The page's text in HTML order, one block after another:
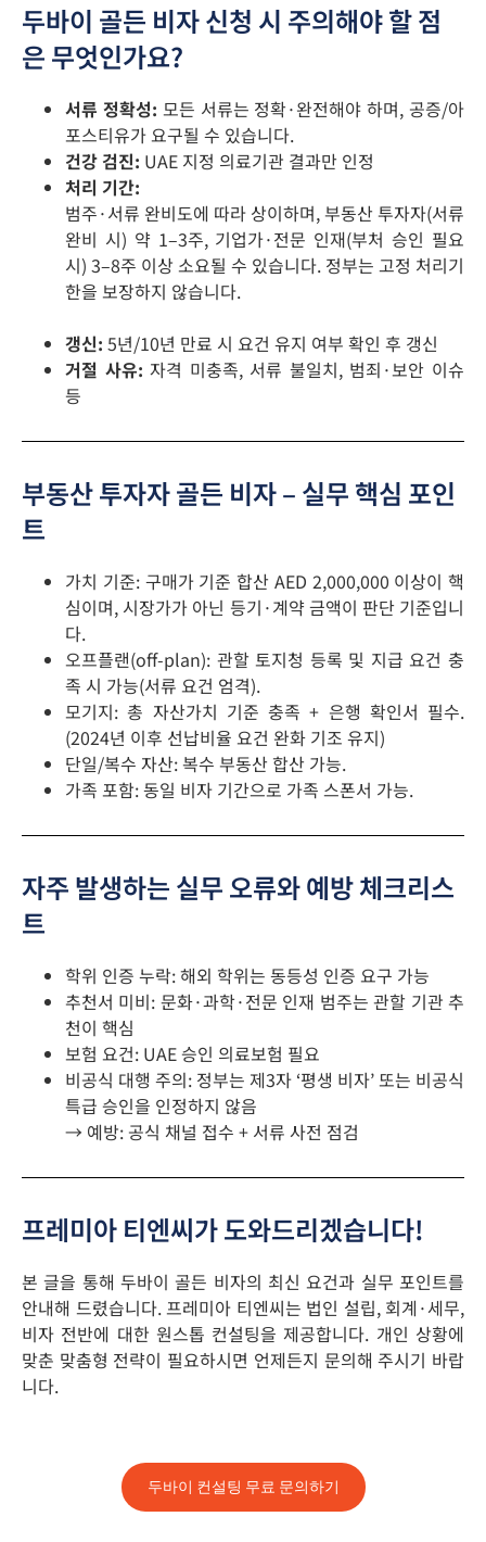
두바이 골든 비자 신청 시 주의해야 할 점
은 무엇인가요?
서류 정확성: 모든 서류는 정확·완전해야 하며, 공증/아
포스티유가 요구될 수 있습니다.
건강 검진: UAE 지정 의료기관 결과만 인정
처리 기간:
범주·서류 완비도에 따라 상이하며, 부동산 투자자(서류
완비 시) 약 1–3주, 기업가·전문 인재(부처 승인 필요
시) 3–8주 이상 소요될 수 있습니다. 정부는 고정 처리기
한을 보장하지 않습니다.
갱신: 5년/10년 만료 시 요건 유지 여부 확인 후 갱신
거절 사유: 자격 미충족, 서류 불일치, 범죄·보안 이슈
등
부동산 투자자 골든 비자 – 실무 핵심 포인
트
가치 기준: 구매가 기준 합산 AED 2,000,000 이상이 핵
심이며, 시장가가 아닌 등기·계약 금액이 판단 기준입니
다.
오프플랜(off-plan): 관할 토지청 등록 및 지급 요건 충
족 시 가능(서류 요건 엄격).
모기지: 총 자산가치 기준 충족 + 은행 확인서 필수.
(2024년 이후 선납비율 요건 완화 기조 유지)
단일/복수 자산: 복수 부동산 합산 가능.
가족 포함: 동일 비자 기간으로 가족 스폰서 가능.
자주 발생하는 실무 오류와 예방 체크리스
트
학위 인증 누락: 해외 학위는 동등성 인증 요구 가능
추천서 미비: 문화·과학·전문 인재 범주는 관할 기관 추
천이 핵심
보험 요건: UAE 승인 의료보험 필요
비공식 대행 주의: 정부는 제3자 ‘평생 비자’ 또는 비공식
특급 승인을 인정하지 않음
→ 예방: 공식 채널 접수 + 서류 사전 점검
프레미아 티엔씨가 도와드리겠습니다!
본 글을 통해 두바이 골든 비자의 최신 요건과 실무 포인트를
안내해 드렸습니다. 프레미아 티엔씨는 법인 설립, 회계·세무,
비자 전반에 대한 원스톱 컨설팅을 제공합니다. 개인 상황에
맞춘 맞춤형 전략이 필요하시면 언제든지 문의해 주시기 바랍
니다.
두바이 컨설팅 무료 문의하기